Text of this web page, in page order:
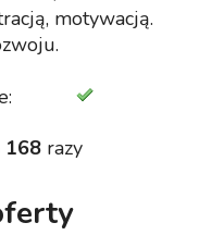
motywacją.
168 razy